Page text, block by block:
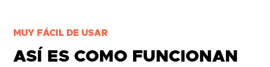
MUY FÁCIL DE USAR
ASÍ ES COMO FUNCIONAN